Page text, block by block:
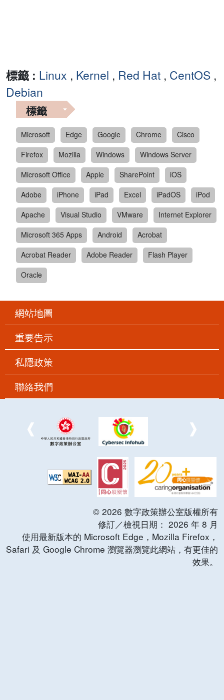
標籤 : Linux , Kernel , Red Hat , CentOS ,
Debian
標籤
Microsoft Edge Google Chrome
Cisco
Firefox
Mozilla Windows
Windows Server
Microsoft Office
Apple SharePoint
iOS
Adobe
iPhone iPad Excel iPadOS
iPod
Apache
Visual Studio VMware
Internet Explorer
Microsoft 365 Apps
Android
Acrobat
Acrobat Reader
Adobe Reader
Flash Player
Oracle
網站地圖
重要告示
私隱政策
聯絡我們
© 2026 數字政策辦公室版權所有
修訂／檢視日期： 2026 年 8 月
使用最新版本的 Microsoft Edge，Mozilla Firefox，
Safari 及 Google Chrome 瀏覽器瀏覽此網站，有更佳的
效果。